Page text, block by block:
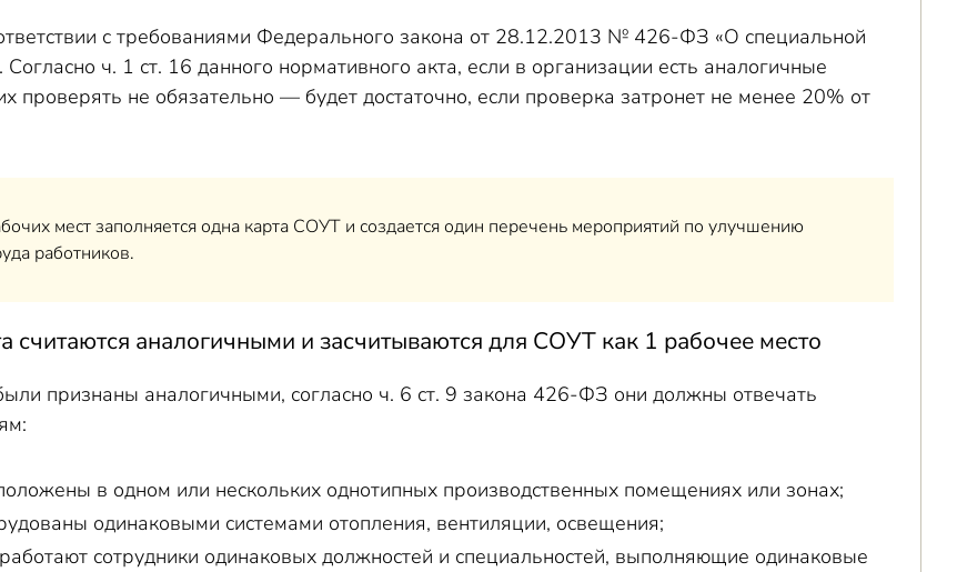
с требованиями Федерального закона от 28.12.2013 № 426-ФЗ «О специальной
Согласно ч. 1 ст. 16 данного нормативного акта, если в организации есть аналогичные
проверять не обязательно — будет достаточно, если проверка затронет не менее 20% от
мест заполняется одна карта СОУТ и создается один перечень мероприятий по улучшению
работников.
считаются аналогичными и засчитываются для СОУТ как 1 рабочее место
признаны аналогичными, согласно ч. 6 ст. 9 закона 426-ФЗ они должны отвечать
в одном или нескольких однотипных производственных помещениях или зонах;
одинаковыми системами отопления, вентиляции, освещения;
сотрудники одинаковых должностей и специальностей, выполняющие одинаковые